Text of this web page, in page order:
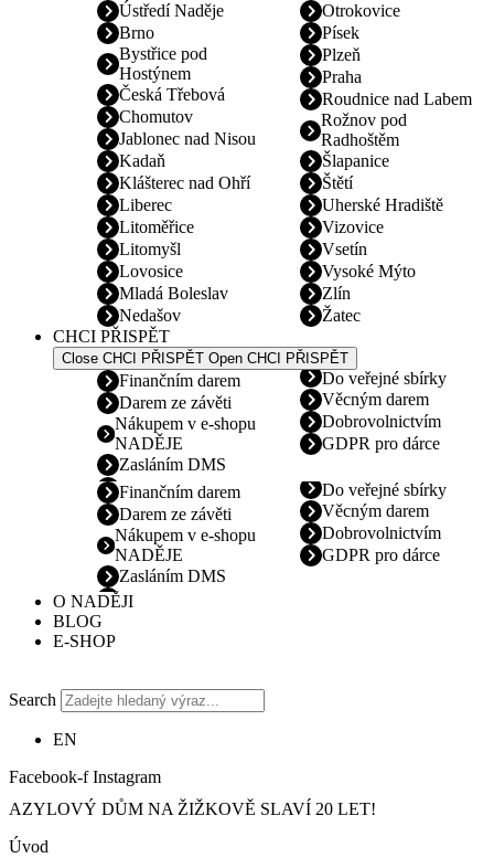
Ústředí Naděje
Brno
Bystřice pod
Hostýnem
Česká Třebová
Chomutov
Jablonec nad Nisou
Kadaň
Klášterec nad Ohří
Liberec
Litoměřice
Litomyšl
Lovosice
Mladá Boleslav
Nedašov
Otrokovice
Písek
Plzeň
Praha
Roudnice nad Labem
Rožnov pod
Radhoštěm
Šlapanice
Štětí
Uherské Hradiště
Vizovice
Vsetín
Vysoké Mýto
Zlín
Žatec
CHCI PŘISPĚT
Close CHCI PŘISPĚT Open CHCI PŘISPĚT
Finančním darem
Darem ze závěti
Nákupem v e-shopu
NADĚJE
Zasláním DMS
Do veřejné sbírky
Věcným darem
Dobrovolnictvím
GDPR pro dárce
Finančním darem
Darem ze závěti
Nákupem v e-shopu
NADĚJE
Zasláním DMS
Do veřejné sbírky
Věcným darem
Dobrovolnictvím
GDPR pro dárce
O NADĚJI
BLOG
E-SHOP
Search
EN
Facebook-f Instagram
AZYLOVÝ DŮM NA ŽIŽKOVĚ SLAVÍ 20 LET!
Úvod